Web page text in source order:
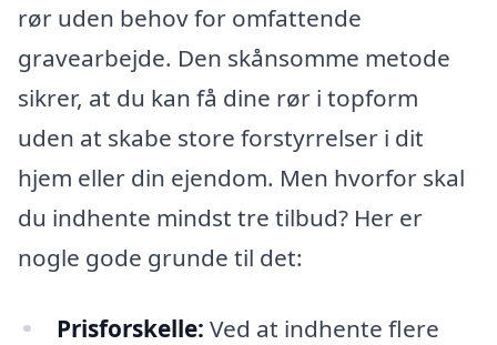
rør uden behov for omfattende
gravearbejde. Den skånsomme metode
sikrer, at du kan få dine rør i topform
uden at skabe store forstyrrelser i dit
hjem eller din ejendom. Men hvorfor skal
du indhente mindst tre tilbud? Her er
nogle gode grunde til det:
Prisforskelle: Ved at indhente flere